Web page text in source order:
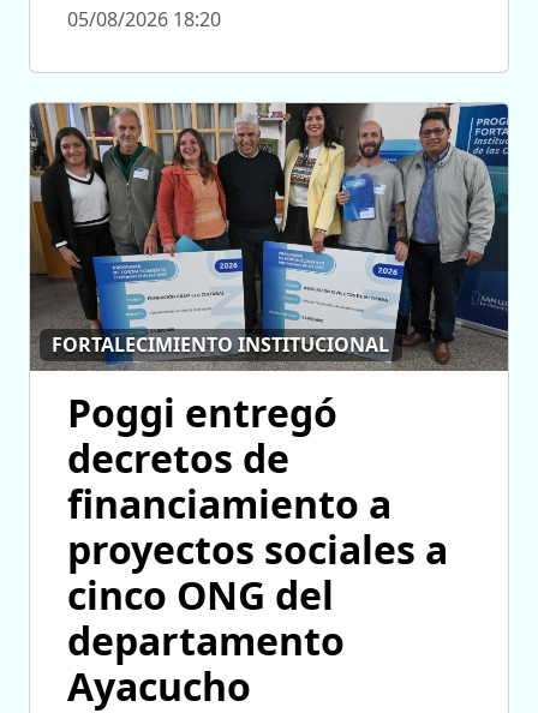
05/08/2026 18:20
FORTALECIMIENTO INSTITUCIONAL
Poggi entregó
decretos de
financiamiento a
proyectos sociales a
cinco ONG del
departamento
Ayacucho